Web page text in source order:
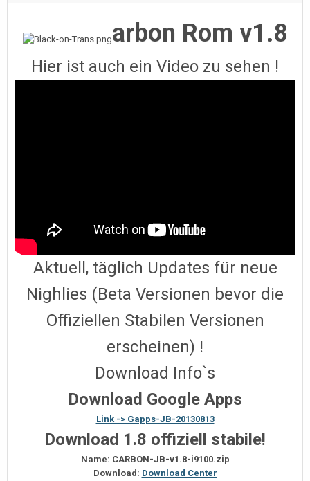
arbon Rom v1.8
Hier ist auch ein Video zu sehen !
Aktuell, täglich Updates für neue
Nighlies (Beta Versionen bevor die
Offiziellen Stabilen Versionen
erscheinen) !
Download Info`s
Download Google Apps
Link -> Gapps-JB-20130813
Download 1.8 offiziell stabile!
Name: CARBON-JB-v1.8-i9100.zip
Download: Download Center